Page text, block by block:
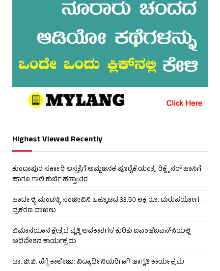
Highest Viewed Recently
ಕುಂದಾಪುರ ಸರ್ಕಾರಿ ಆಸ್ಪತ್ರೆಗೆ ಆಮ್ಲಜನಕ ಪೂರೈಕೆ ಯಂತ್ರ, ರಿಕ್ಲೈನರ್ ಹಾಸಿಗೆ
ಹಾಗೂ ಗಾಲಿ ಕುರ್ಚಿ ಹಸ್ತಾಂತರ
ಹಾರ್ದಳ್ಳಿ ಮಂಡಳ್ಳಿ ಸಂಜೀವಿನಿ ಒಕ್ಕೂಟದ 33.50 ಲಕ್ಷ ರೂ. ದುರುಪಯೋಗ –
ಪ್ರಕರಣ ದಾಖಲು
ವಿಮಾನಯಾನ ಕ್ಷೇತ್ರದ ವೃತ್ತಿ ಅವಕಾಶಗಳ ಕುರಿತು ಐಎಂಜೆಐಎಸ್‌ಸಿಯಲ್ಲಿ
ಅಧಿವೇಶನ ಕಾರ್ಯಕ್ರಮ
ಡಾ. ಬಿ.ಬಿ. ಹೆಗ್ಡೆ ಕಾಲೇಜು: ವಿದ್ಯಾರ್ಥಿನಿಯರಿಗಾಗಿ ಜಾಗೃತಿ ಕಾರ್ಯಕ್ರಮ